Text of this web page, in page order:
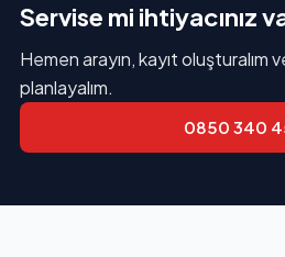
Servise mi ihtiyacınız
Hemen arayın, kayıt oluşturalım
planlayalım.
0850 340